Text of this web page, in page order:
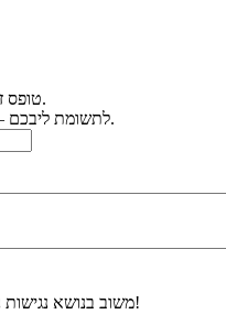
טופס זה נועד להזנת משוב בנושא נגישות בלבד.
לתשומת ליבכם – לא יינתן מענה לפניות בנושאים אחרים.
משוב בנושא נגישות נשלח בהצלחה, תודה על שיתוף הפעולה!